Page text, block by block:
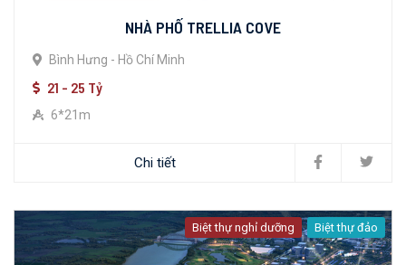
NHÀ PHỐ TRELLIA COVE
Bình Hưng - Hồ Chí Minh
21 - 25 Tỷ
6*21m
Chi tiết
Biệt thự nghỉ dưỡng Biệt thự đảo